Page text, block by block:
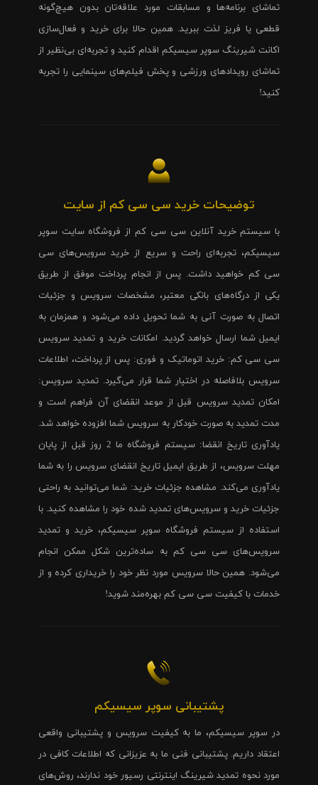
تماشای برنامه‌ها و مسابقات مورد علاقه‌تان بدون هیچ‌گونه
قطعی یا فریز لذت ببرید. همین حالا برای خرید و فعال‌سازی
اکانت شیرینگ سوپر سیسیکم اقدام کنید و تجربه‌ای بی‌نظیر از
تماشای رویدادهای ورزشی و پخش فیلم‌های سینمایی را تجربه
کنید!
توضیحات خرید سی سی کم از سایت
با سیستم خرید آنلاین سی سی کم از فروشگاه سایت سوپر
سیسیکم، تجربه‌ای راحت و سریع از خرید سرویس‌های سی
سی کم خواهید داشت. پس از انجام پرداخت موفق از طریق
یکی از درگاه‌های بانکی معتبر، مشخصات سرویس و جزئیات
اتصال به صورت آنی به شما تحویل داده می‌شود و همزمان به
ایمیل شما ارسال خواهد گردید. امکانات خرید و تمدید سرویس
سی سی کم: خرید اتوماتیک و فوری: پس از پرداخت، اطلاعات
سرویس بلافاصله در اختیار شما قرار می‌گیرد. تمدید سرویس:
امکان تمدید سرویس قبل از موعد انقضای آن فراهم است و
مدت تمدید به صورت خودکار به سرویس شما افزوده خواهد شد.
یادآوری تاریخ انقضا: سیستم فروشگاه ما 2 روز قبل از پایان
مهلت سرویس، از طریق ایمیل تاریخ انقضای سرویس را به شما
یادآوری می‌کند. مشاهده جزئیات خرید: شما می‌توانید به راحتی
جزئیات خرید و سرویس‌های تمدید شده خود را مشاهده کنید. با
استفاده از سیستم فروشگاه سوپر سیسیکم، خرید و تمدید
سرویس‌های سی سی کم به ساده‌ترین شکل ممکن انجام
می‌شود. همین حالا سرویس مورد نظر خود را خریداری کرده و از
خدمات با کیفیت سی سی کم بهره‌مند شوید!
پشتیبانی سوپر سیسیکم
در سوپر سیسیکم، ما به کیفیت سرویس و پشتیبانی واقعی
اعتقاد داریم. پشتیبانی فنی ما به عزیزانی که اطلاعات کافی در
مورد نحوه تمدید شیرینگ اینترنتی رسیور خود ندارند، روش‌های